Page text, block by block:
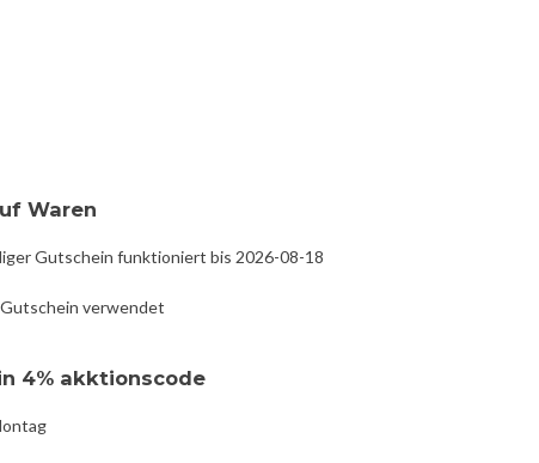
Waren
Gutschein funktioniert bis 2026-08-18
verwendet
4% akktionscode